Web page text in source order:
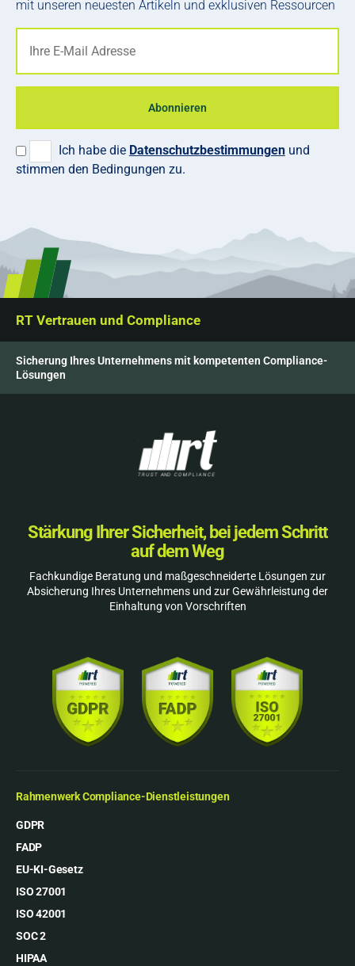
mit unseren neuesten Artikeln und exklusiven Ressourcen
Ich habe die Datenschutzbestimmungenund
stimmen den Bedingungen zu.
Abonnieren
RT Vertrauen und Compliance
Sicherung Ihres Unternehmens mit kompetenten Compliance-
Lösungen
Stärkung Ihrer Sicherheit, bei jedem Schritt
auf dem Weg
Fachkundige Beratung und maßgeschneiderte Lösungen zur
Absicherung Ihres Unternehmens und zur Gewährleistung der
Einhaltung von Vorschriften
Rahmenwerk Compliance-Dienstleistungen
GDPR
FADP
EU-KI-Gesetz
ISO 27001
ISO 42001
SOC 2
HIPAA